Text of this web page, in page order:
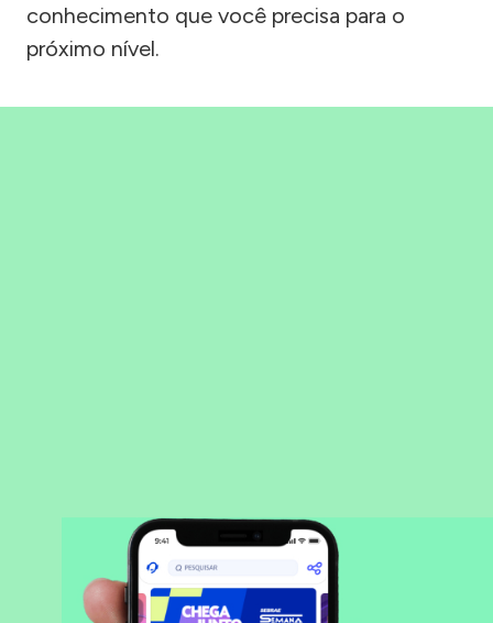
conhecimento que você precisa para o
próximo nível.